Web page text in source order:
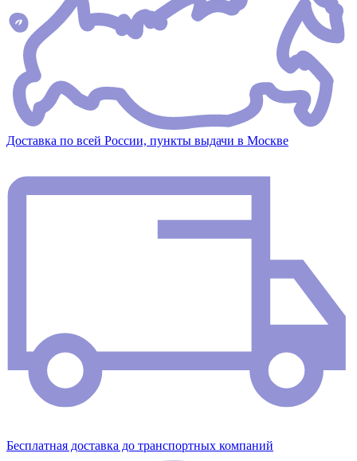
Доставка по всей России, пункты выдачи в Москве
Бесплатная доставка до транспортных компаний